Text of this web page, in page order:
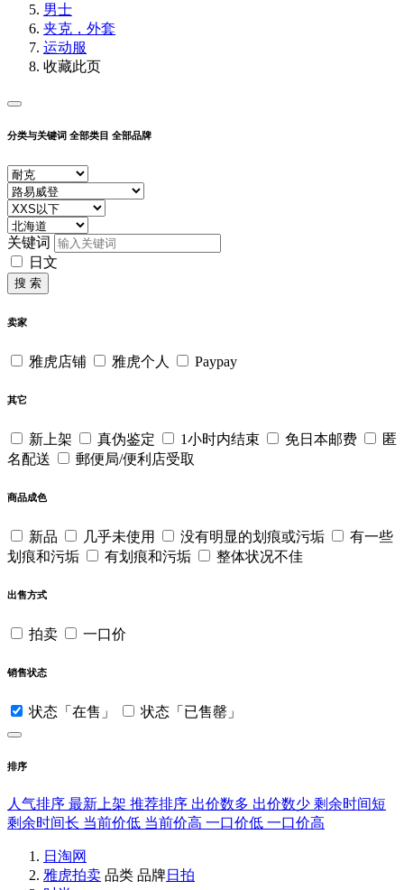
男士
夹克，外套
运动服
收藏此页
分类与关键词 全部类目 全部品牌
关键词
日文
搜 索
卖家
雅虎店铺 雅虎个人 Paypay
其它
新上架 真伪鉴定 1小时内结束 免日本邮费
匿
名配送
郵便局/便利店受取
商品成色
新品 几乎未使用 没有明显的划痕或污垢
有一些
划痕和污垢
有划痕和污垢 整体状况不佳
出售方式
拍卖 一口价
销售状态
状态「在售」 状态「已售罄」
排序
人气排序 最新上架 推荐排序 出价数多 出价数少 剩余时间短
剩余时间长 当前价低 当前价高 一口价低 一口价高
日淘网
雅虎拍卖 品类 品牌日拍